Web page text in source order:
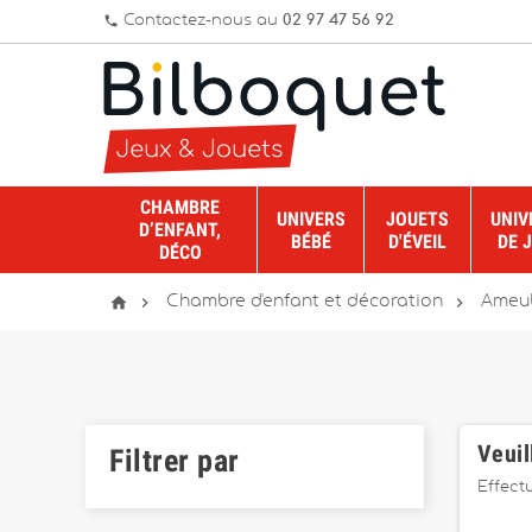
phone Contactez-nous au 02 97 47 56 92
CHAMBRE
D’ENFANT,
DÉCO
UNIVERS
BÉBÉ
JOUETS
D'ÉVEIL
DE
  Chambre d'enfant et décoration 
Filtrer par